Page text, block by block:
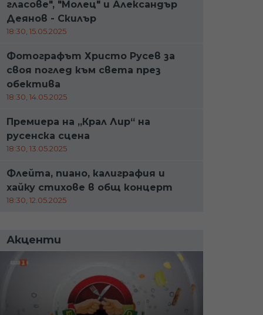
гласове", "Молец" и Александър
Деянов - Скилър
18:30, 15.05.2025
Фотографът Христо Русев за
своя поглед към света през
обектива
18:30, 14.05.2025
Премиера на „Крал Лир“ на
русенска сцена
18:30, 13.05.2025
Флейта, пиано, калиграфия и
хайку стихове в общ концерт
18:30, 12.05.2025
Акценти